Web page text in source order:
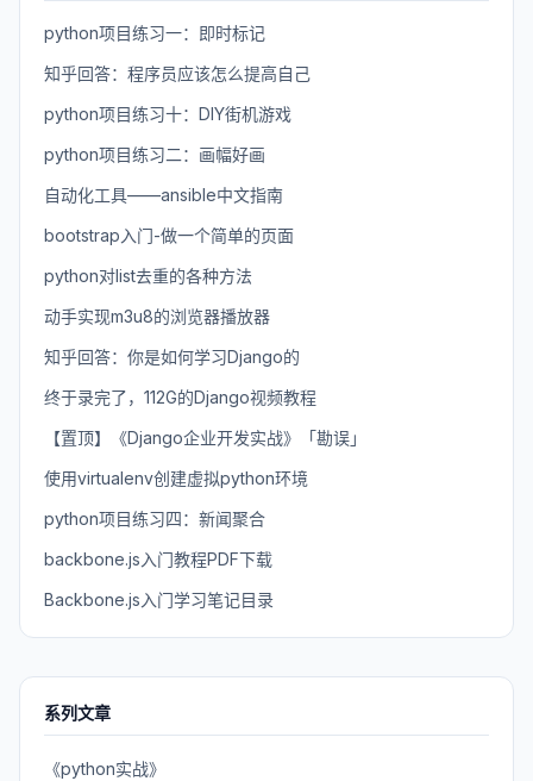
python项目练习一：即时标记
知乎回答：程序员应该怎么提高自己
python项目练习十：DIY街机游戏
python项目练习二：画幅好画
自动化工具——ansible中文指南
bootstrap入门-做一个简单的页面
python对list去重的各种方法
动手实现m3u8的浏览器播放器
知乎回答：你是如何学习Django的
终于录完了，112G的Django视频教程
【置顶】《Django企业开发实战》「勘误」
使用virtualenv创建虚拟python环境
python项目练习四：新闻聚合
backbone.js入门教程PDF下载
Backbone.js入门学习笔记目录
系列文章
《python实战》